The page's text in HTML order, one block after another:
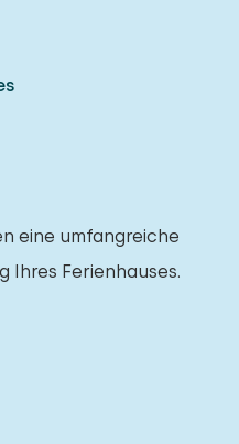
eine umfangreiche
Ihres Ferienhauses.